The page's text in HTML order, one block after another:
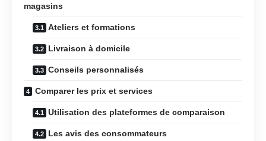
magasins
Ateliers et formations
Livraison à domicile
Conseils personnalisés
Comparer les prix et services
Utilisation des plateformes de comparaison
Les avis des consommateurs